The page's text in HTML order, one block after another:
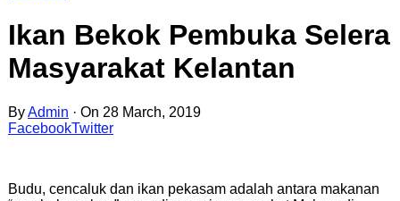
Ikan Bekok Pembuka Selera
Masyarakat Kelantan
ByAdmin · On 28 March, 2019
FacebookTwitter
Budu, cencaluk dan ikan pekasam adalah antara makanan